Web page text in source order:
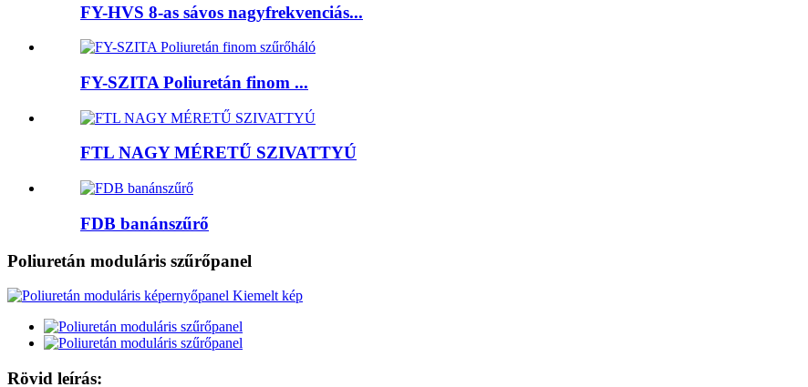
FY-HVS 8-as sávos nagyfrekvenciás...
FY-SZITA Poliuretán finom ...
FTL NAGY MÉRETŰ SZIVATTYÚ
FDB banánszűrő
Poliuretán moduláris szűrőpanel
Rövid leírás: